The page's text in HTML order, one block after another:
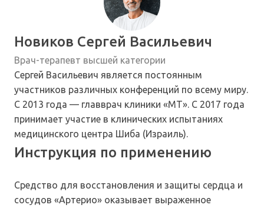
Новиков Сергей Васильевич
Врач-терапевт высшей категории
Сергей Васильевич является постоянным
участников различных конференций по всему миру.
С 2013 года — главврач клиники «МТ». С 2017 года
принимает участие в клинических испытаниях
медицинского центра Шиба (Израиль).
Инструкция по применению
Средство для восстановления и защиты сердца и
сосудов «Артерио» оказывает выраженное